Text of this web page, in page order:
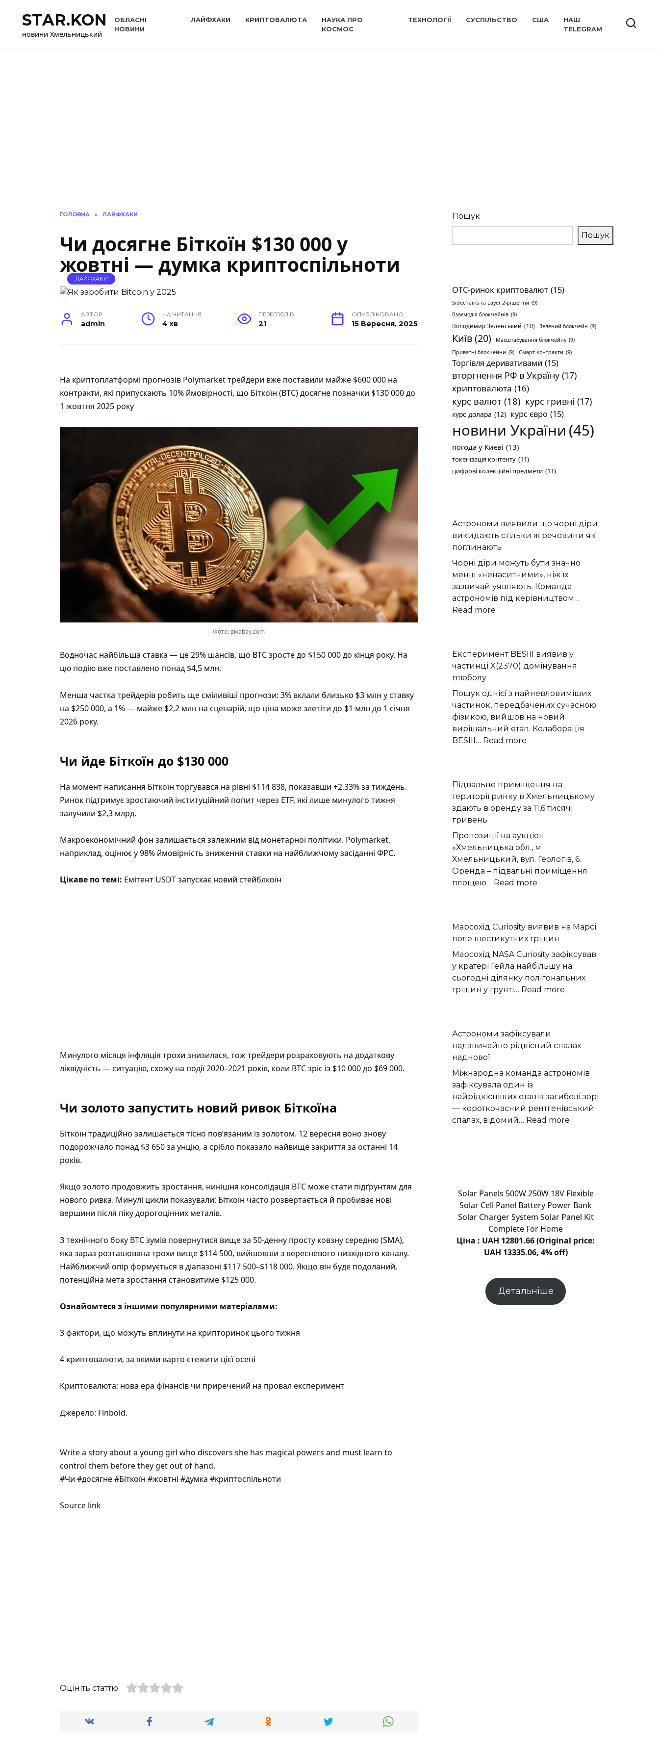
вмістуSTAR.KON
новини Хмельницький
ОБЛАСНІ
НОВИНИ
ЛАЙФХАКИ КРИПТОВАЛЮТА
НАУКА ПРО
КОСМОС
ТЕХНОЛОГІЇ СУСПІЛЬСТВО США
НАШ
TELEGRAM
ГОЛОВНА » ЛАЙФХАКИ
Чи досягне Біткоїн $130 000 у
жовтні — думка криптоспільноти
ЛАЙФХАКИ
АВТОР
admin
НА ЧИТАННЯ
4 хв
ПЕРЕГЛЯДІВ
21
ОПУБЛІКОВАНО
15 Вересня, 2025
На криптоплатформі прогнозів Polymarket трейдери вже поставили майже $600 000 на
контракти, які припускають 10% ймовірності, що Біткоїн (BTC) досягне позначки $130 000 до
1 жовтня 2025 року
Фото: pixabay.com
Водночас найбільша ставка — це 29% шансів, що BTC зросте до $150 000 до кінця року. На
цю подію вже поставлено понад $4,5 млн.
Менша частка трейдерів робить ще сміливіші прогнози: 3% вклали близько $3 млн у ставку
на $250 000, а 1% — майже $2,2 млн на сценарій, що ціна може злетіти до $1 млн до 1 січня
2026 року.
Чи йде Біткоїн до $130 000
На момент написання Біткоїн торгувався на рівні $114 838, показавши +2,33% за тиждень.
Ринок підтримує зростаючий інституційний попит через ETF, які лише минулого тижня
залучили $2,3 млрд.
Макроекономічний фон залишається залежним від монетарної політики. Polymarket,
наприклад, оцінює у 98% ймовірність зниження ставки на найближчому засіданні ФРС.
Цікаве по темі: Емітент USDT запускає новий стейблкоїн
Минулого місяця інфляція трохи знизилася, тож трейдери розраховують на додаткову
ліквідність — ситуацію, схожу на події 2020–2021 років, коли BTC зріс із $10 000 до $69 000.
Чи золото запустить новий ривок Біткоїна
Біткоїн традиційно залишається тісно пов’язаним із золотом. 12 вересня воно знову
подорожчало понад $3 650 за унцію, а срібло показало найвище закриття за останні 14
років.
Якщо золото продовжить зростання, нинішня консолідація BTC може стати підґрунтям для
нового ривка. Минулі цикли показували: Біткоїн часто розвертається й пробиває нові
вершини після піку дорогоцінних металів.
З технічного боку BTC зумів повернутися вище за 50-денну просту ковзну середню (SMA),
яка зараз розташована трохи вище $114 500, вийшовши з вересневого низхідного каналу.
Найближчий опір формується в діапазоні $117 500–$118 000. Якщо він буде подоланий,
потенційна мета зростання становитиме $125 000.
Ознайомтеся з іншими популярними матеріалами:
3 фактори, що можуть вплинути на крипторинок цього тижня
4 криптовалюти, за якими варто стежити цієї осені
Криптовалюта: нова ера фінансів чи приречений на провал експеримент
Джерело: Finbold.
Write a story about a young girl who discovers she has magical powers and must learn to
control them before they get out of hand.
#Чи #досягне #Біткоїн #жовтні #думка #криптоспільноти
Source link
Оцініть статтю
Пошук
Пошук
OTC-ринок криптовалют (15)
Sidechains та Layer 2-рішення (9)
Взаємодія блокчейнів (9)
Володимир Зеленський (10) Зелений блокчейн (9)
Київ(20) Масштабування блокчейну (9)
Приватні блокчейни (9) Смарт-контракти (9)
Торгівля деривативами (15)
вторгнення РФ в Україну (17)
криптовалюта (16)
курс валют (18) курс гривні (17)
курс долара (12) курс євро (15)
новини України (45)
погода у Києві (13)
токенізація контенту (11)
цифрові колекційні предмети (11)
Астрономи виявили що чорні діри
викидають стільки ж речовини як
поглинають
Чорні діри можуть бути значно
менш «ненаситними», ніж їх
зазвичай уявляють. Команда
астрономів під керівництвом…
Read more
чорні
діри
стільки
ж
речовини
як
поглинають
Експеримент BESIII виявив у
частинці X(2370) домінування
глюболу
Пошук однієї з найневловиміших
частинок, передбачених сучасною
фізикою, вийшов на новий
вирішальний етап. Колаборація
BESIII… Read more
у
частинці
X(2370)
глюболу
Підвальне приміщення на
території ринку в Хмельницькому
здають в оренду за 11,6 тисячі
гривень
Пропозиції на аукціон
«Хмельницька обл., м.
Хмельницький, вул. Геологів, 6.
Оренда – підвальні приміщення
площею… Read more
території
ринку
в
Хмельницькому
здають
в
тисячі
гривень
Марсохід Curiosity виявив на Марсі
поле шестикутних тріщин
Марсохід NASA Curiosity зафіксував
у кратері Гейла найбільшу на
сьогодні ділянку полігональних
тріщин у ґрунті… Read more
Марсі
шестикутних
Астрономи зафіксували
надзвичайно рідкісний спалах
наднової
Міжнародна команда астрономів
зафіксувала один із
найрідкісніших етапів загибелі зорі
— короткочасний рентгенівський
спалах, відомий… Read more
наднової
Solar Panels 500W 250W 18V Flexible
Solar Cell Panel Battery Power Bank
Solar Charger System Solar Panel Kit
Complete For Home
Ціна : UAH 12801.66 (Original price:
UAH 13335.06, 4% off)
Детальніше